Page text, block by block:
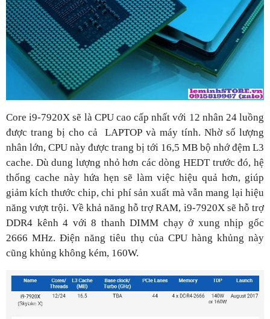
Core i9-7920X sẽ là CPU cao cấp nhất với 12 nhân 24 luồng
được trang bị cho cả LAPTOP và máy tính. Nhờ số lượng
nhân lớn, CPU này được trang bị tới 16,5 MB bộ nhớ đệm L3
cache. Dù dung lượng nhỏ hơn các dòng HEDT trước đó, hệ
thống cache này hứa hẹn sẽ làm việc hiệu quả hơn, giúp
giảm kích thước chip, chi phí sản xuất mà vẫn mang lại hiệu
năng vượt trội. Về khả năng hỗ trợ RAM, i9-7920X sẽ hỗ trợ
DDR4 kênh 4 với 8 thanh DIMM chạy ở xung nhịp gốc
2666 MHz. Điện năng tiêu thụ của CPU hàng khủng này
cũng khủng không kém, 160W.